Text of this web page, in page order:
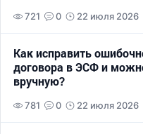
721 0 22 июля 2026
Как исправить
договора в ЭСФ и
вручную?
781 0 22 июля 2026